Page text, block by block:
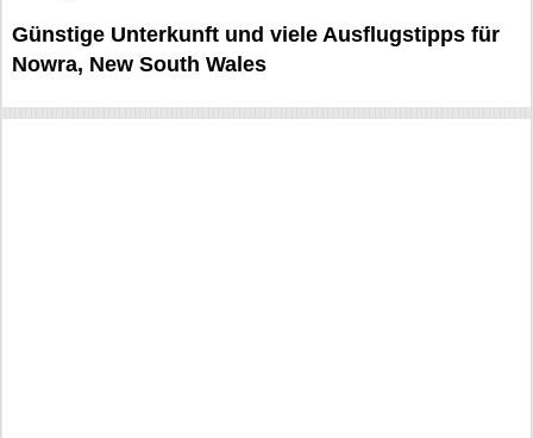
Günstige Unterkunft und viele Ausflugstipps für
Nowra, New South Wales